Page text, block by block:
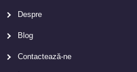
Despre
Blog
Contactează-ne